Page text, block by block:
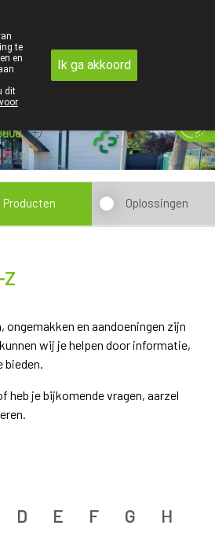
34 04 04
Producten Oplossingen
ongemakken en aandoeningen zijn
wij je helpen door informatie,
bieden.
heb je bijkomende vragen, aarzel
D E F G H
te
en
dit
Ik ga akkoord